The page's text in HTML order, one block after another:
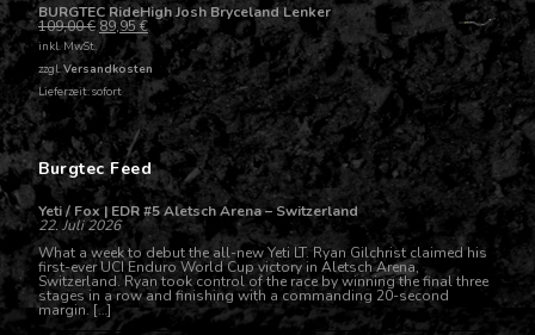
BURGTEC RideHigh Josh Bryceland Lenker
109,00€89,95€
inkl. MwSt.
zzgl.Versandkosten
Lieferzeit: sofort
Burgtec Feed
Yeti / Fox | EDR #5 Aletsch Arena – Switzerland
22. Juli 2026
What a week to debut the all-new Yeti LT. Ryan Gilchrist claimed his
first-ever UCI Enduro World Cup victory in Aletsch Arena,
Switzerland. Ryan took control of the race by winning the final three
stages in a row and finishing with a commanding 20-second
margin. […]